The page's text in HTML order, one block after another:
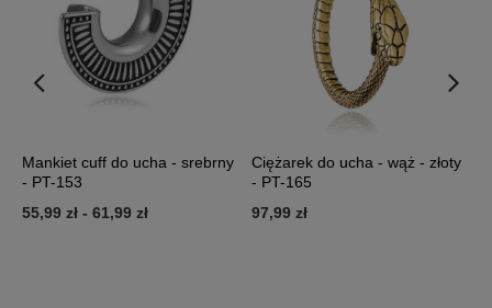
Mankiet cuff do ucha - srebrny
- PT-153
55,99 zł - 61,99 zł
Ciężarek do ucha - wąż - złoty
- PT-165
97,99 zł